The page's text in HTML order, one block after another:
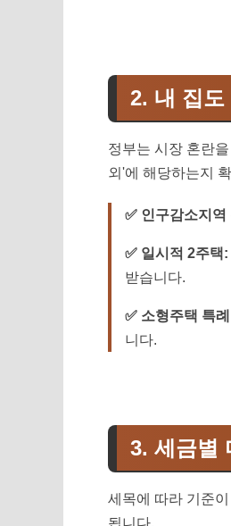
2. 내 집
정부는 시장 혼란
외'에 해당하는지
✅ 인구감소지역
✅ 일시적 2주택:
받습니다.
✅ 소형주택 특
니다.
3. 세금별
세목에 따라 기준